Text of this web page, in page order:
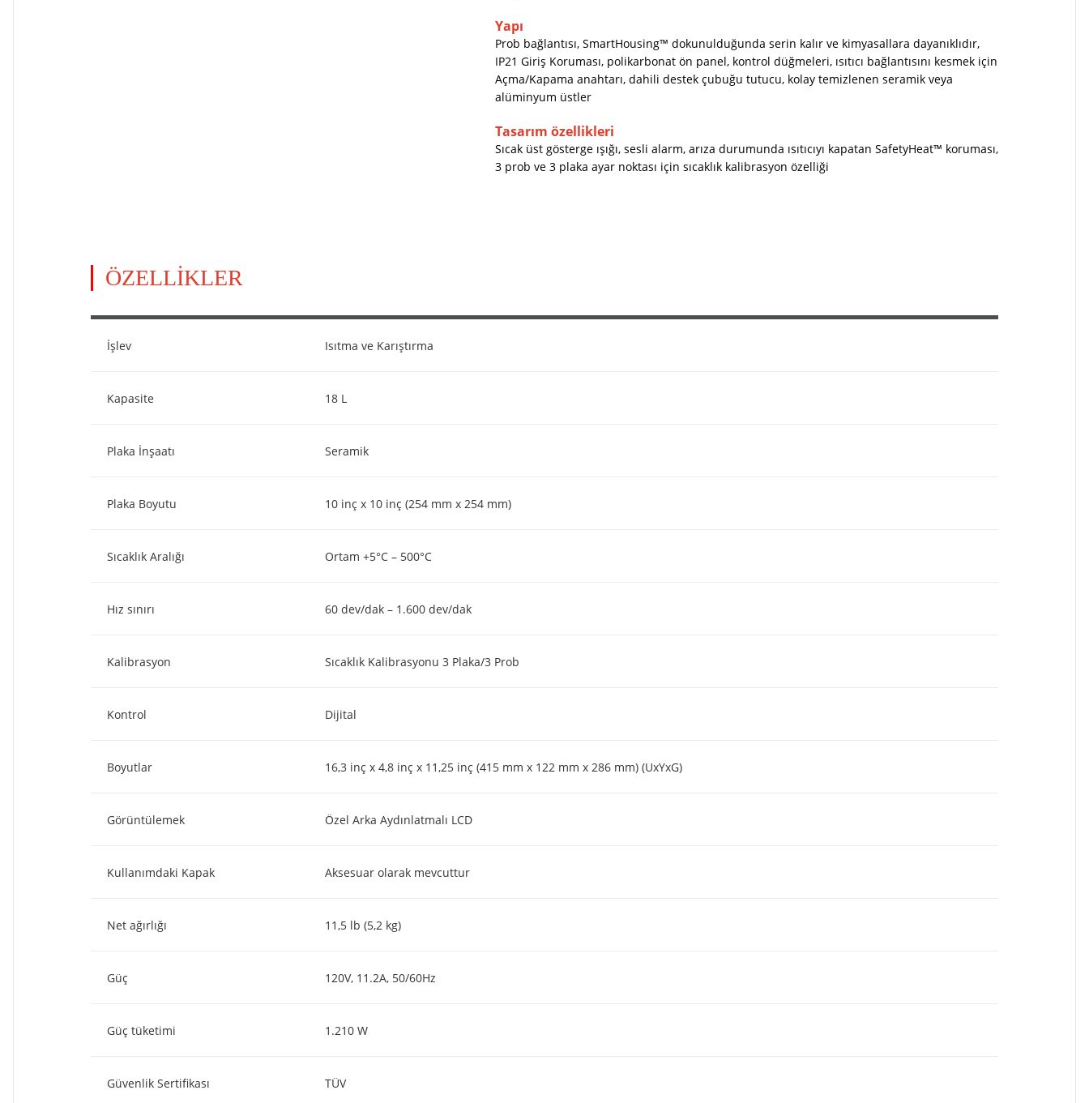
Yapı
Prob bağlantısı, SmartHousing™ dokunulduğunda serin kalır ve kimyasallara dayanıklıdır,
IP21 Giriş Koruması, polikarbonat ön panel, kontrol düğmeleri, ısıtıcı bağlantısını kesmek için
Açma/Kapama anahtarı, dahili destek çubuğu tutucu, kolay temizlenen seramik veya
alüminyum üstler
Tasarım özellikleri
Sıcak üst gösterge ışığı, sesli alarm, arıza durumunda ısıtıcıyı kapatan SafetyHeat™ koruması,
3 prob ve 3 plaka ayar noktası için sıcaklık kalibrasyon özelliği
ÖZELLİKLER
İşlev Isıtma ve Karıştırma
Kapasite 18 L
Plaka İnşaatı Seramik
Plaka Boyutu 10 inç x 10 inç (254 mm x 254 mm)
Sıcaklık Aralığı Ortam +5°C – 500°C
Hız sınırı 60 dev/dak – 1.600 dev/dak
Kalibrasyon Sıcaklık Kalibrasyonu 3 Plaka/3 Prob
Kontrol Dijital
Boyutlar 16,3 inç x 4,8 inç x 11,25 inç (415 mm x 122 mm x 286 mm) (UxYxG)
Görüntülemek Özel Arka Aydınlatmalı LCD
Kullanımdaki Kapak Aksesuar olarak mevcuttur
Net ağırlığı 11,5 lb (5,2 kg)
Güç 120V, 11.2A, 50/60Hz
Güç tüketimi 1.210 W
Güvenlik Sertifikası TÜV